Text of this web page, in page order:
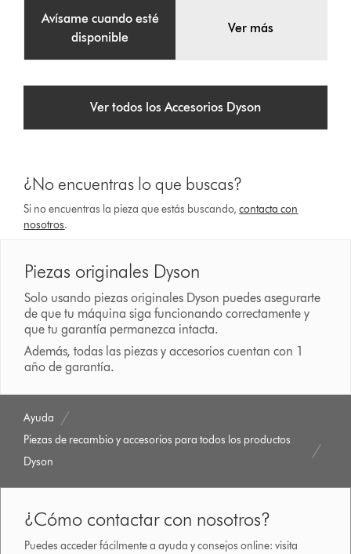
Avísame cuando esté
disponible
Ver más
Ver todos los Accesorios Dyson
¿No encuentras lo que buscas?
Si no encuentras la pieza que estás buscando,contacta con
nosotros.
Piezas originales Dyson
Solo usando piezas originales Dyson puedes asegurarte
de que tu máquina siga funcionando correctamente y
que tu garantía permanezca intacta.
Además, todas las piezas y accesorios cuentan con 1
año de garantía.
Ayuda
Piezas de recambio y accesorios para todos los productos
Dyson
¿Cómo contactar con nosotros?
Puedes acceder fácilmente a ayuda y consejos online: visita